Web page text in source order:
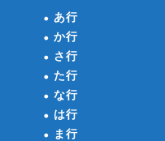
あ行
か行
さ行
た行
な行
は行
ま行